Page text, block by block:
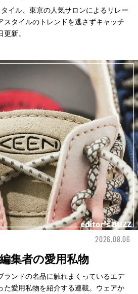
イル、東京の人気サロンによるリレー
スタイルのトレンドを逃さずキャッチ
新。
2026.08.06
集者の愛用私物
ランドの名品に触れまくっているエデ
た愛用私物を紹介する連載。ウェアか